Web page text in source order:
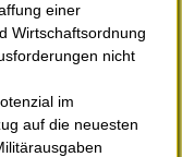
einer
Wirtschaftsordnung
nicht
im
auf die neuesten